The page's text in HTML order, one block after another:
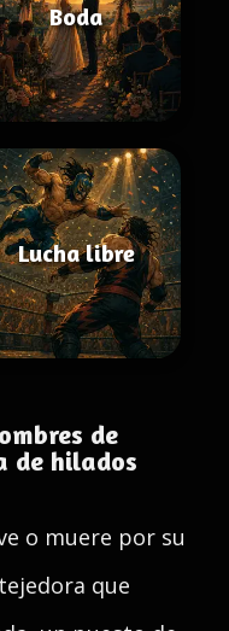
Boda
Lucha libre
de
de hilados
o muere por su
que